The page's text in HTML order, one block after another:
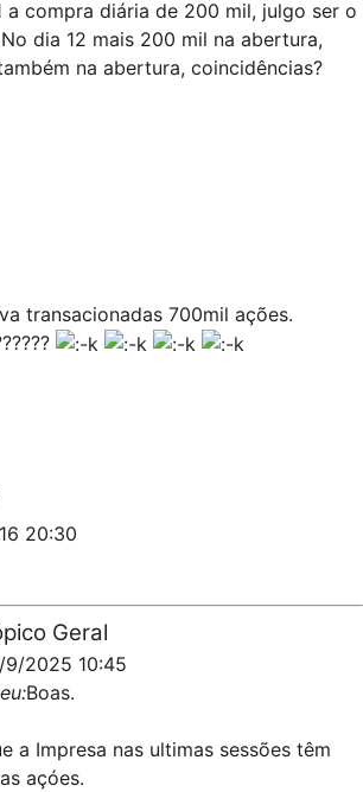
a compra diária de 200 mil, julgo ser o
dia 12 mais 200 mil na abertura,
na abertura, coincidências?
transacionadas 700mil ações.
20:30
Geral
9/2025 10:45
Boas.
a Impresa nas ultimas sessões têm
açóes.